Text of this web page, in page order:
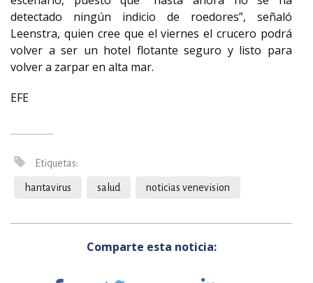
detectado ningún indicio de roedores”, señaló
Leenstra, quien cree que el viernes el crucero podrá
volver a ser un hotel flotante seguro y listo para
volver a zarpar en alta mar.
EFE
Etiquetas:
hantavirus salud noticias venevision
Comparte esta noticia: